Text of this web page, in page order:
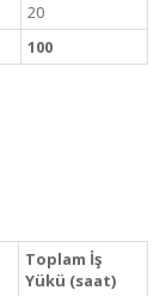
20
100
Toplam İş
Yükü (saat)